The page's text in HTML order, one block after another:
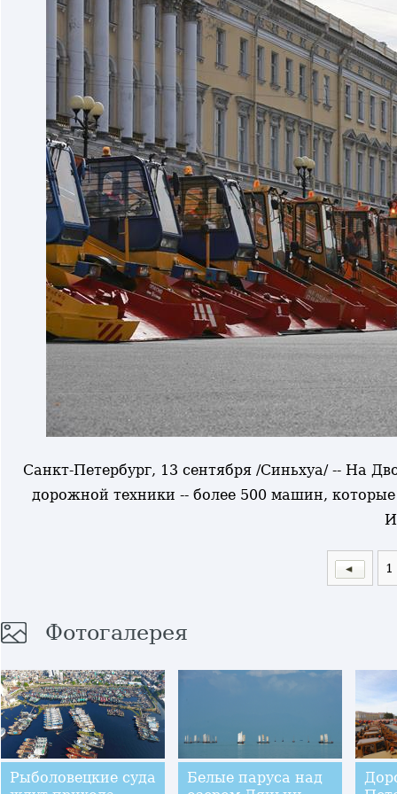
Санкт-Петербург, 13 сентября /Синьхуа/ -- На
дорожной техники -- более 500 машин,
1
Фотогалерея
Рыболовецкие суда
Белые паруса над